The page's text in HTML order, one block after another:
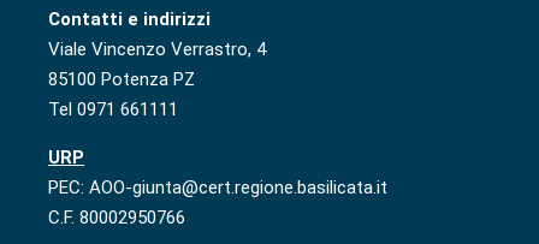
Contatti e indirizzi
Viale Vincenzo Verrastro, 4
85100 Potenza PZ
Tel 0971 661111
URP
PEC: AOO-giunta@cert.regione.basilicata.it
C.F. 80002950766